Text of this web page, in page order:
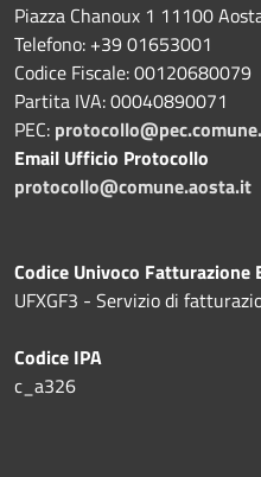
Piazza Chanoux 1 11100
Telefono: +39 01653001
Codice Fiscale: 00120680079
Partita IVA: 00040890071
PEC:
Email Ufficio Protocollo
protocollo@comune.aosta.it
Codice Univoco Fatturazione
UFXGF3 - Servizio di
Codice IPA
c_a326